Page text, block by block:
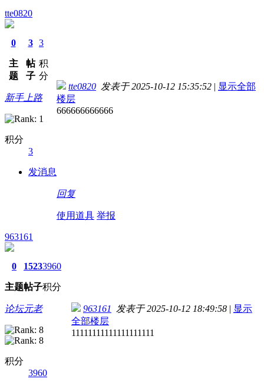
tte0820
0
主
题
3
帖
子
3
积
分
新手上路
积分
3
发消息
tte0820 发表于 2025-10-12 15:35:52 | 显示全部
楼层
666666666666
回复
使用道具 举报
963161
0
主题
1523
帖子
3960
积分
论坛元老
积分
3960
963161 发表于 2025-10-12 18:49:58 | 显示
全部楼层
11111111111111111111